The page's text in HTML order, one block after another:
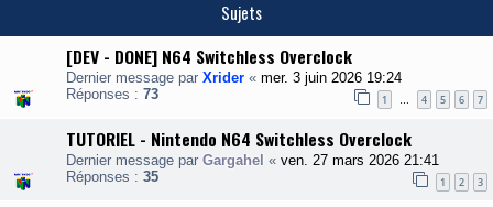
Sujets
[DEV - DONE] N64 Switchless Overclock
Dernier message par Xrider « mer. 3 juin 2026 19:24
Réponses : 73 1 … 4 5 6 7
TUTORIEL - Nintendo N64 Switchless Overclock
Dernier message par Gargahel « ven. 27 mars 2026 21:41
Réponses : 35 1 2 3